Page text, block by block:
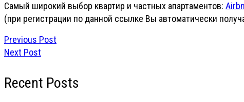
Самый широкий выбор квартир и частных апартаментов:
(при регистрации по данной ссылке Вы автоматически
Previous Post
Next Post
Recent Posts